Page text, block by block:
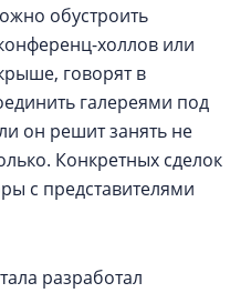
обустроить
холлов или
говорят в
галереями под
он решит занять не
Конкретных сделок
с представителями
разработал